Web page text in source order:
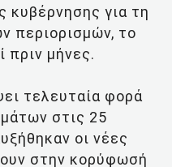
κυβέρνησης για τη
περιορισμών, το
πριν μήνες.
τελευταία φορά
στις 25
οι νέες
στην κορύφωσή